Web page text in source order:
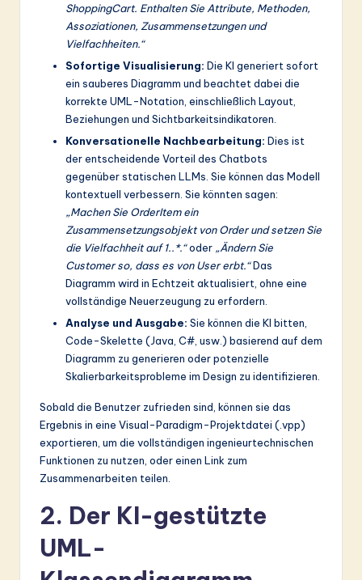
ShoppingCart. Enthalten Sie Attribute, Methoden,
Assoziationen, Zusammensetzungen und
Vielfachheiten.“
Sofortige Visualisierung: Die KI generiert sofort
ein sauberes Diagramm und beachtet dabei die
korrekte UML-Notation, einschließlich Layout,
Beziehungen und Sichtbarkeitsindikatoren.
Konversationelle Nachbearbeitung: Dies ist
der entscheidende Vorteil des Chatbots
gegenüber statischen LLMs. Sie können das Modell
kontextuell verbessern. Sie könnten sagen:
„Machen Sie OrderItem ein
Zusammensetzungsobjekt von Order und setzen Sie
die Vielfachheit auf 1..*.“oder „Ändern Sie
Customer so, dass es von User erbt.“Das
Diagramm wird in Echtzeit aktualisiert, ohne eine
vollständige Neuerzeugung zu erfordern.
Analyse und Ausgabe: Sie können die KI bitten,
Code-Skelette (Java, C#, usw.) basierend auf dem
Diagramm zu generieren oder potenzielle
Skalierbarkeitsprobleme im Design zu identifizieren.
Sobald die Benutzer zufrieden sind, können sie das
Ergebnis in eine Visual-Paradigm-Projektdatei (.vpp)
exportieren, um die vollständigen ingenieurtechnischen
Funktionen zu nutzen, oder einen Link zum
Zusammenarbeiten teilen.
2. Der KI-gestützte
UML-